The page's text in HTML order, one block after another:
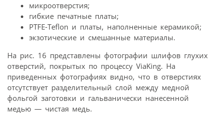
микроотверстия;
гибкие печатные платы;
PTFE-Teflon и платы, наполненные керамикой;
экзотические и смешанные материалы.
На рис. 16 представлены фотографии шлифов глухих
отверстий, покрытых по процессу ViaKing. На
приведенных фотографиях видно, что в отверстиях
отсутствует разделительный слой между медной
фольгой заготовки и гальванически нанесенной
медью — чистая медь.